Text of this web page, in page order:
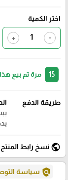
اختر الكمية
-
+
مرة تم بيع
طريقة الدفع
public نسخ رابط المنتج
policy سياسة